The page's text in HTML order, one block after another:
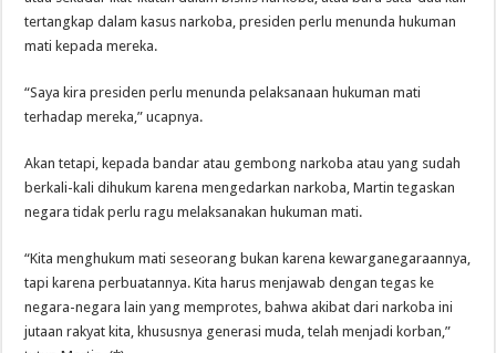
tertangkap dalam kasus narkoba, presiden perlu menunda hukuman
mati kepada mereka.
“Saya kira presiden perlu menunda pelaksanaan hukuman mati
terhadap mereka,” ucapnya.
Akan tetapi, kepada bandar atau gembong narkoba atau yang sudah
berkali-kali dihukum karena mengedarkan narkoba, Martin tegaskan
negara tidak perlu ragu melaksanakan hukuman mati.
“Kita menghukum mati seseorang bukan karena kewarganegaraannya,
tapi karena perbuatannya. Kita harus menjawab dengan tegas ke
negara-negara lain yang memprotes, bahwa akibat dari narkoba ini
jutaan rakyat kita, khususnya generasi muda, telah menjadi korban,”